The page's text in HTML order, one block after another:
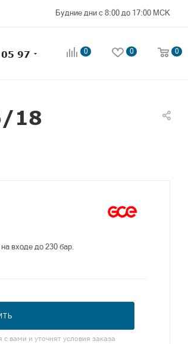
Будние дни с 8:00 до 17:00 МСК
97 0 0 0
18
входе до 230 бар.
вами и уточнят условия заказа